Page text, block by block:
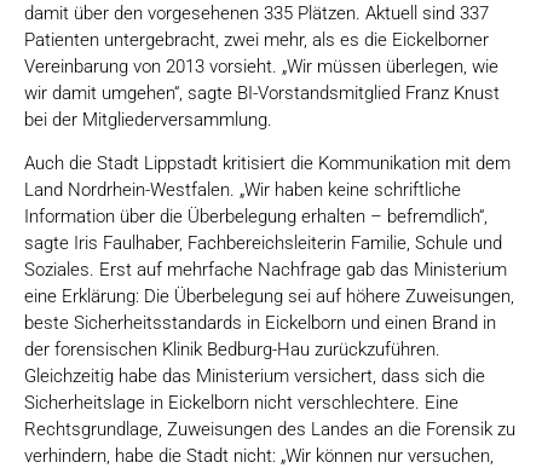
damit über den vorgesehenen 335 Plätzen. Aktuell sind 337
Patienten untergebracht, zwei mehr, als es die Eickelborner
Vereinbarung von 2013 vorsieht. „Wir müssen überlegen, wie
wir damit umgehen“, sagte BI-Vorstandsmitglied Franz Knust
bei der Mitgliederversammlung.
Auch die Stadt Lippstadt kritisiert die Kommunikation mit dem
Land Nordrhein-Westfalen. „Wir haben keine schriftliche
Information über die Überbelegung erhalten – befremdlich“,
sagte Iris Faulhaber, Fachbereichsleiterin Familie, Schule und
Soziales. Erst auf mehrfache Nachfrage gab das Ministerium
eine Erklärung: Die Überbelegung sei auf höhere Zuweisungen,
beste Sicherheitsstandards in Eickelborn und einen Brand in
der forensischen Klinik Bedburg-Hau zurückzuführen.
Gleichzeitig habe das Ministerium versichert, dass sich die
Sicherheitslage in Eickelborn nicht verschlechtere. Eine
Rechtsgrundlage, Zuweisungen des Landes an die Forensik zu
verhindern, habe die Stadt nicht: „Wir können nur versuchen,